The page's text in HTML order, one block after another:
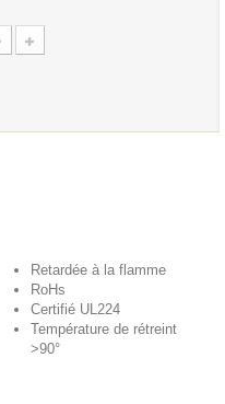
Retardée à la flamme
RoHs
Certifié UL224
Température de rétreint
>90°